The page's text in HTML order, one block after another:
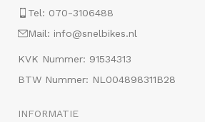
Tel: 070-3106488
Mail: info@snelbikes.nl
KVK Nummer: 91534313
BTW Nummer: NL004898311B28
INFORMATIE